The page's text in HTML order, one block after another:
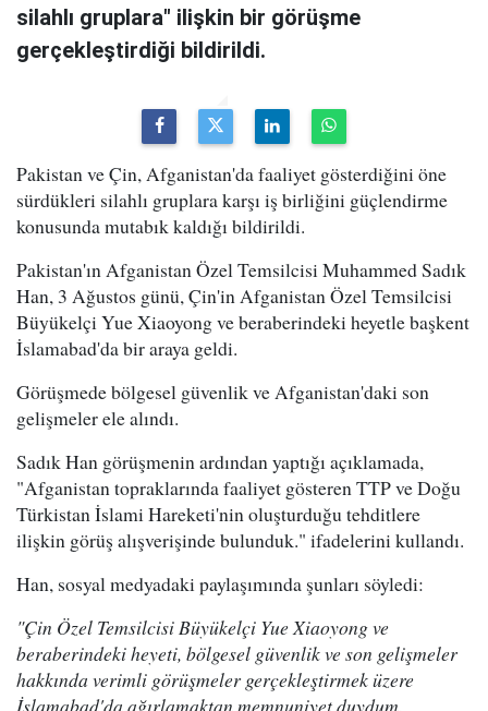
silahlı gruplara" ilişkin bir görüşme
gerçekleştirdiği bildirildi.
Pakistan ve Çin, Afganistan'da faaliyet gösterdiğini öne
sürdükleri silahlı gruplara karşı iş birliğini güçlendirme
konusunda mutabık kaldığı bildirildi.
Pakistan'ın Afganistan Özel Temsilcisi Muhammed Sadık
Han, 3 Ağustos günü, Çin'in Afganistan Özel Temsilcisi
Büyükelçi Yue Xiaoyong ve beraberindeki heyetle başkent
İslamabad'da bir araya geldi.
Görüşmede bölgesel güvenlik ve Afganistan'daki son
gelişmeler ele alındı.
Sadık Han görüşmenin ardından yaptığı açıklamada,
"Afganistan topraklarında faaliyet gösteren TTP ve Doğu
Türkistan İslami Hareketi'nin oluşturduğu tehditlere
ilişkin görüş alışverişinde bulunduk." ifadelerini kullandı.
Han, sosyal medyadaki paylaşımında şunları söyledi:
"Çin Özel Temsilcisi Büyükelçi Yue Xiaoyong ve
beraberindeki heyeti, bölgesel güvenlik ve son gelişmeler
hakkında verimli görüşmeler gerçekleştirmek üzere